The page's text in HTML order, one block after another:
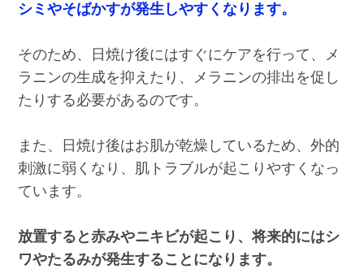
シミやそばかすが発生しやすくなります。
そのため、日焼け後にはすぐにケアを行って、メ
ラニンの生成を抑えたり、メラニンの排出を促し
たりする必要があるのです。
また、日焼け後はお肌が乾燥しているため、外的
刺激に弱くなり、肌トラブルが起こりやすくなっ
ています。
放置すると赤みやニキビが起こり、将来的にはシ
ワやたるみが発生することになります。